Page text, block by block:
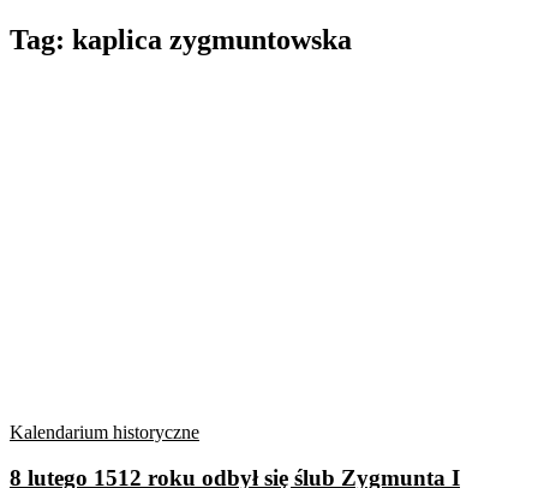
Tag: kaplica zygmuntowska
Kalendarium historyczne
8 lutego 1512 roku odbył się ślub Zygmunta I